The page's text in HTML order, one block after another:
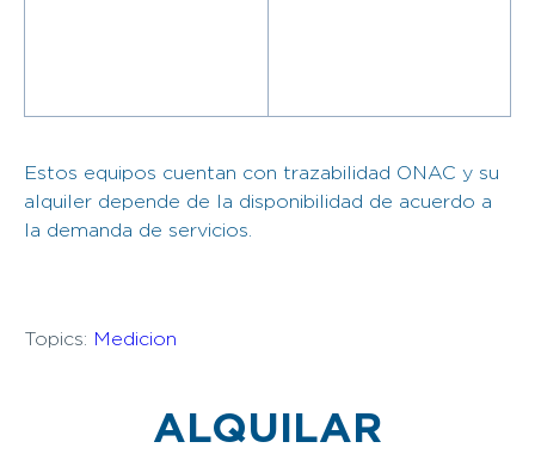
Estos equipos cuentan con trazabilidad ONAC y su
alquiler depende de la disponibilidad de acuerdo a
la demanda de servicios.
Topics: Medicion
ALQUILAR